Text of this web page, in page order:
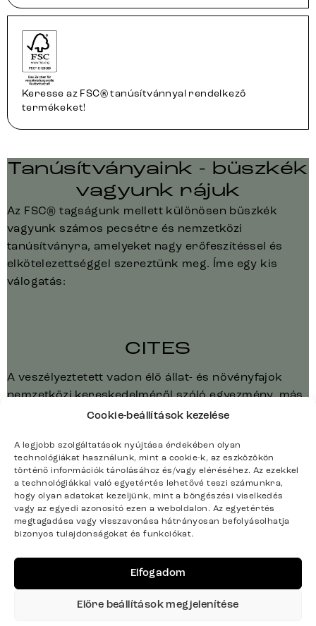
Cookie-beállítások kezelése
A legjobb szolgáltatások nyújtása érdekében olyan
technológiákat használunk, mint a cookie-k, az eszközökön
történő információk tárolásához és/vagy eléréséhez. Az ezekkel
a technológiákkal való egyetértés lehetővé teszi számunkra,
hogy olyan adatokat kezeljünk, mint a böngészési viselkedés
vagy az egyedi azonosító ezen a weboldalon. Az egyetértés
megtagadása vagy visszavonása hátrányosan befolyásolhatja
bizonyos tulajdonságokat és funkciókat.
Elfogadom
Előre beállítások megjelenítése
Keresse az FSC® tanúsítvánnyal rendelkező
termékeket!
Tanúsítványaink - büszkék
vagyunk rájuk
Az FSC® tagságunk mellett különösen büszkék
vagyunk számos pecsétre és nemzetközi
tanúsítványra, amelyeket nagy erőfeszítéssel és
elkötelezettséggel szereztünk meg. Íme egy kis
válogatás:
CITES
A veszélyeztetett vadon élő állat- és növényfajok
nemzetközi kereskedelméről szóló egyezmény, más
néven washingtoni egyezmény, amely szabályozza a
növényfajokkal. A CITES tanúsítvánnyal garantáljuk,
hogy nem kereskedünk illegális forrásból származó
védett faanyaggal, és nem használjuk azt bútoraink
gyártásához.
EUTR
Az európai faanyag-kereskedelmi rendelet jogilag